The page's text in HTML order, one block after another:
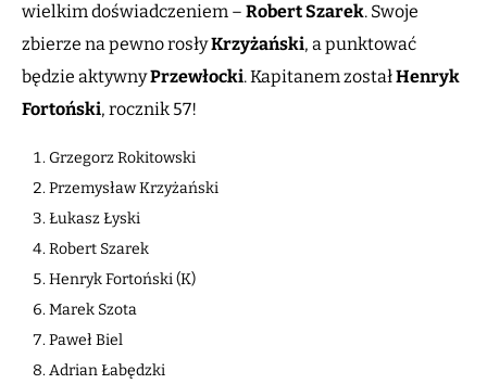
wielkim doświadczeniem – Robert Szarek. Swoje
zbierze na pewno rosłyKrzyżański, a punktować
będzie aktywnyPrzewłocki. Kapitanem zostałHenryk
Fortoński, rocznik 57!
Grzegorz Rokitowski
Przemysław Krzyżański
Łukasz Łyski
Robert Szarek
Henryk Fortoński (K)
Marek Szota
Paweł Biel
Adrian Łabędzki